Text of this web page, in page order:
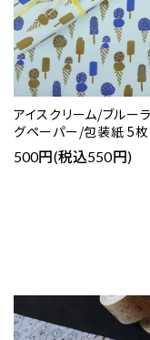
アイスクリーム/ブルー
グペーパー/包装紙 5枚
500円(税込550円)